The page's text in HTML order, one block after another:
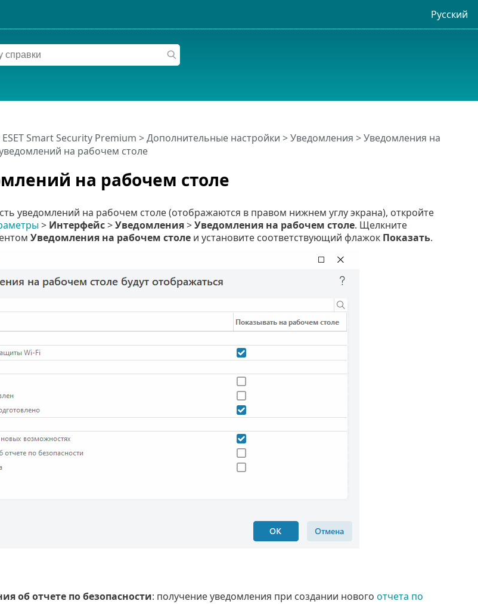
Русский
на рабочем столе
ESET Smart Security Premium >Дополнительные настройки >Уведомления >Уведомления на
на рабочем столе
уведомлений на рабочем столе (отображаются в правом нижнем углу экрана), откройте
> Интерфейс>Уведомления>Уведомления на рабочем столе. Щелкните
Уведомления на рабочем столеи установите соответствующий флажок Показать.
об отчете по безопасности: получение уведомления при создании нового отчета по